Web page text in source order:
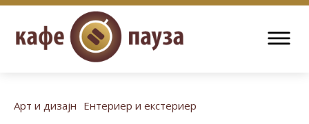
Арт и дизајн Ентериер и екстериер